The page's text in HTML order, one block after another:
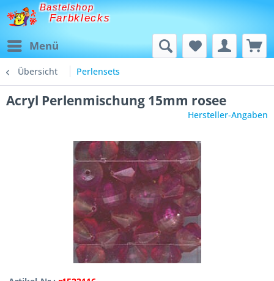
Bastelshop
Farbklecks
Menü
Übersicht Perlensets
Acryl Perlenmischung 15mm rosee
Hersteller-Angaben